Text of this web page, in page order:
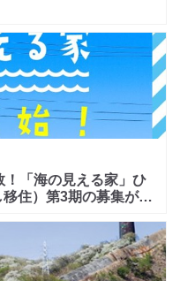
「海の見える家」ひ
住）第3期の募集がス